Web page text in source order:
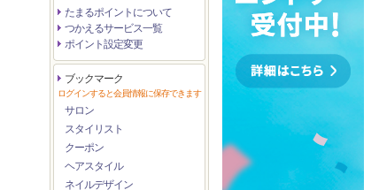
たまるポイントについて
つかえるサービス一覧
ポイント設定変更
ブックマーク
ログインすると会員情報に保存できます
サロン
スタイリスト
クーポン
ヘアスタイル
ネイルデザイン